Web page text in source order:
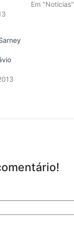
Em "Notícias"